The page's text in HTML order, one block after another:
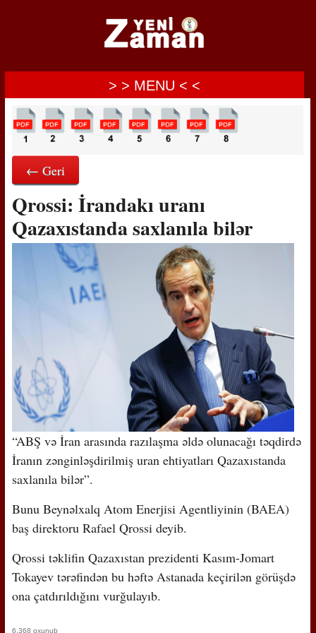
> > MENU < <
← Geri
Qrossi: İrandakı uranı
Qazaxıstanda saxlanıla bilər
“ABŞ və İran arasında razılaşma əldə olunacağı təqdirdə
İranın zənginləşdirilmiş uran ehtiyatları Qazaxıstanda
saxlanıla bilər”.
Bunu Beynəlxalq Atom Enerjisi Agentliyinin (BAEA)
baş direktoru Rafael Qrossi deyib.
Qrossi təklifin Qazaxıstan prezidenti Kasım-Jomart
Tokayev tərəfindən bu həftə Astanada keçirilən görüşdə
ona çatdırıldığını vurğulayıb.
6,368 oxunub